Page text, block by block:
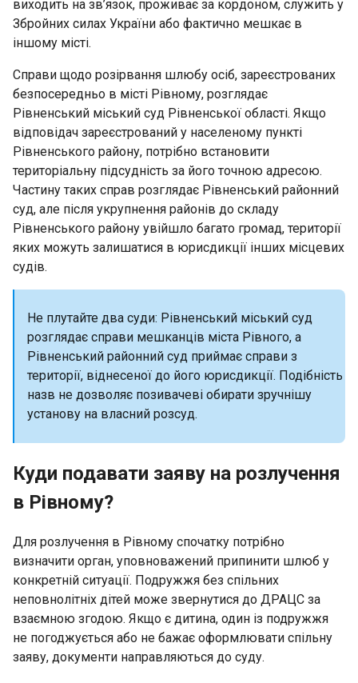
виходить на зв’язок, проживає за кордоном, служить у
Збройних силах України або фактично мешкає в
іншому місті.
Справи щодо розірвання шлюбу осіб, зареєстрованих
безпосередньо в місті Рівному, розглядає
Рівненський міський суд Рівненської області. Якщо
відповідач зареєстрований у населеному пункті
Рівненського району, потрібно встановити
територіальну підсудність за його точною адресою.
Частину таких справ розглядає Рівненський районний
суд, але після укрупнення районів до складу
Рівненського району увійшло багато громад, території
яких можуть залишатися в юрисдикції інших місцевих
судів.
Не плутайте два суди: Рівненський міський суд
розглядає справи мешканців міста Рівного, а
Рівненський районний суд приймає справи з
території, віднесеної до його юрисдикції. Подібність
назв не дозволяє позивачеві обирати зручнішу
установу на власний розсуд.
Куди подавати заяву на розлучення
в Рівному?
Для розлучення в Рівному спочатку потрібно
визначити орган, уповноважений припинити шлюб у
конкретній ситуації. Подружжя без спільних
неповнолітніх дітей може звернутися до ДРАЦС за
взаємною згодою. Якщо є дитина, один із подружжя
не погоджується або не бажає оформлювати спільну
заяву, документи направляються до суду.